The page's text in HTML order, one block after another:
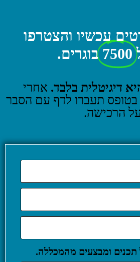
עכשיו והצטרפו
7500 בוגרים.
דיגיטלית בלבד. אחרי
תעברו לדף עם הסבר
הרכישה.
תכנים ומבצעים מהמכללה.